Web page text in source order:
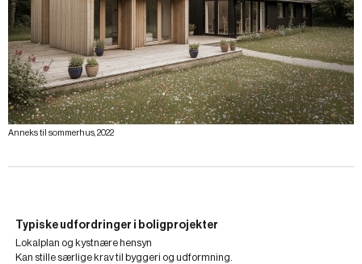
Anneks til sommerhus, 2022
Typiske udfordringer i boligprojekter
Lokalplan og kystnære hensyn
Kan stille særlige krav til byggeri og udformning.